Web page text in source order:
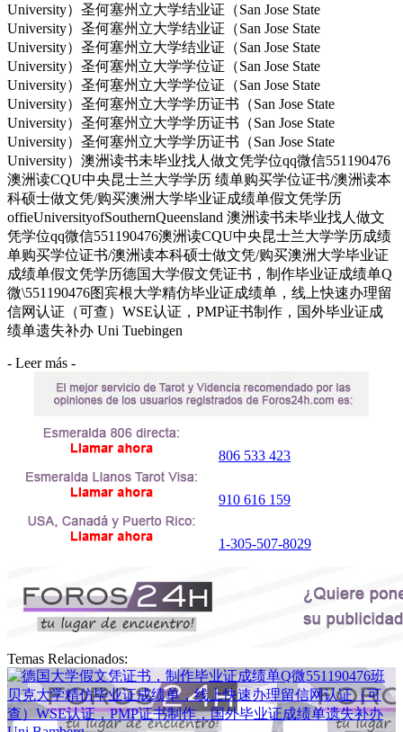
University）圣何塞州立大学结业证（San Jose State
University）圣何塞州立大学结业证（San Jose State
University）圣何塞州立大学结业证（San Jose State
University）圣何塞州立大学学位证（San Jose State
University）圣何塞州立大学学位证（San Jose State
University）圣何塞州立大学学历证书（San Jose State
University）圣何塞州立大学学历证书（San Jose State
University）圣何塞州立大学学历证书（San Jose State
University）澳洲读书未毕业找人做文凭学位qq微信551190476
澳洲读CQU中央昆士兰大学学历 绩单购买学位证书/澳洲读本
科硕士做文凭/购买澳洲大学毕业证成绩单假文凭学历
offieUniversityofSouthernQueensland 澳洲读书未毕业找人做文
凭学位qq微信551190476澳洲读CQU中央昆士兰大学学历成绩
单购买学位证书/澳洲读本科硕士做文凭/购买澳洲大学毕业证
成绩单假文凭学历德国大学假文凭证书，制作毕业证成绩单Q
微\551190476图宾根大学精仿毕业证成绩单，线上快速办理留
信网认证（可查）WSE认证，PMP证书制作，国外毕业证成
绩单遗失补办 Uni Tuebingen
- Leer más -
806 533 423
910 616 159
1-305-507-8029
Temas Relacionados: